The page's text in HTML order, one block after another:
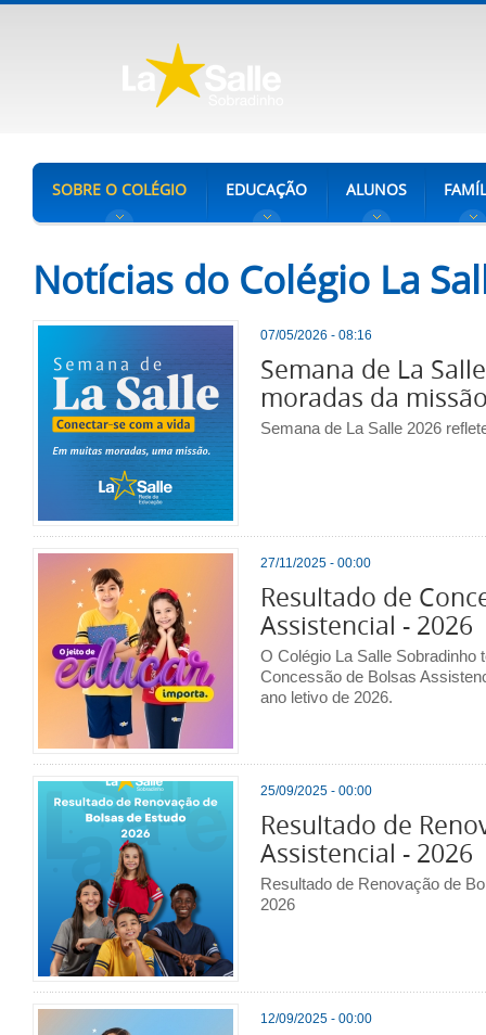
SOBRE O COLÉGIO EDUCAÇÃO ALUNOS
Notícias do Colégio La
07/05/2026 - 08:16
Semana de La
moradas da
Semana de La Salle 2026
27/11/2025 - 00:00
Resultado de
Assistencial - 2026
O Colégio La Salle Sobradinho
Concessão de Bolsas
ano letivo de 2026.
25/09/2025 - 00:00
Resultado de
Assistencial - 2026
Resultado de Renovação de
2026
12/09/2025 - 00:00